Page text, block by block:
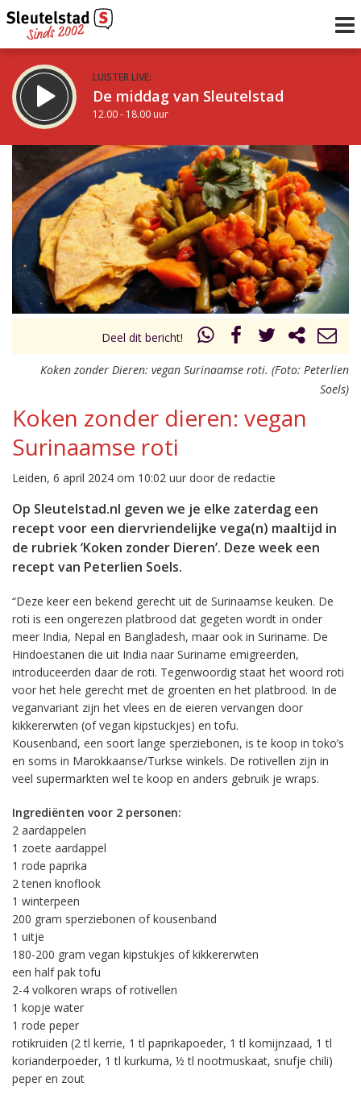
LUISTER LIVE:
De middag van Sleutelstad
12.00 - 18.00 uur
De avond van Sleutelstad
18.00 - 21.00 uur
Vorig uur
uur 1 van 0 Volgend uur
Inklappen
Deel dit bericht!
Koken zonder Dieren: vegan Surinaamse roti. (Foto: Peterlien
Soels)
Koken zonder dieren: vegan
Surinaamse roti
Leiden, 6 april 2024 om 10:02 uur door de redactie
Op Sleutelstad.nl geven we je elke zaterdag een
recept voor een diervriendelijke vega(n) maaltijd in
de rubriek ‘Koken zonder Dieren’. Deze week een
recept van Peterlien Soels.
“Deze keer een bekend gerecht uit de Surinaamse keuken. De
roti is een ongerezen platbrood dat gegeten wordt in onder
meer India, Nepal en Bangladesh, maar ook in Suriname. De
Hindoestanen die uit India naar Suriname emigreerden,
introduceerden daar de roti. Tegenwoordig staat het woord roti
voor het hele gerecht met de groenten en het platbrood. In de
veganvariant zijn het vlees en de eieren vervangen door
kikkererwten (of vegan kipstuckjes) en tofu.
Kousenband, een soort lange sperziebonen, is te koop in toko’s
en soms in Marokkaanse/Turkse winkels. De rotivellen zijn in
veel supermarkten wel te koop en anders gebruik je wraps.
Ingrediënten voor 2 personen:
2 aardappelen
1 zoete aardappel
1 rode paprika
2 tenen knoflook
1 winterpeen
200 gram sperziebonen of kousenband
1 uitje
180-200 gram vegan kipstukjes of kikkererwten
een half pak tofu
2-4 volkoren wraps of rotivellen
1 kopje water
1 rode peper
rotikruiden (2 tl kerrie, 1 tl paprikapoeder, 1 tl komijnzaad, 1 tl
korianderpoeder, 1 tl kurkuma, ½ tl nootmuskaat, snufje chili)
peper en zout